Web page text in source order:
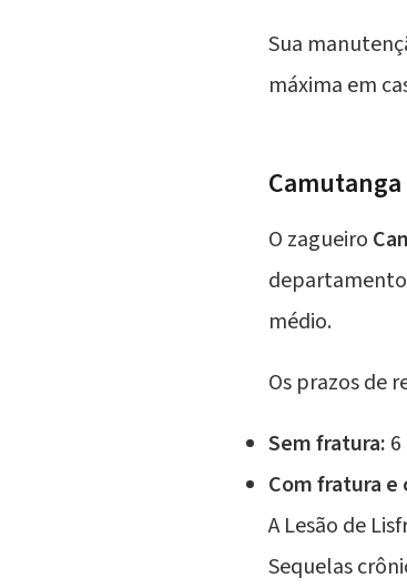
Sua
máxima em
O zagueiro
médio.
Os prazos de
Sem fratura:
Com fratura e
A Lesão de
Sequelas